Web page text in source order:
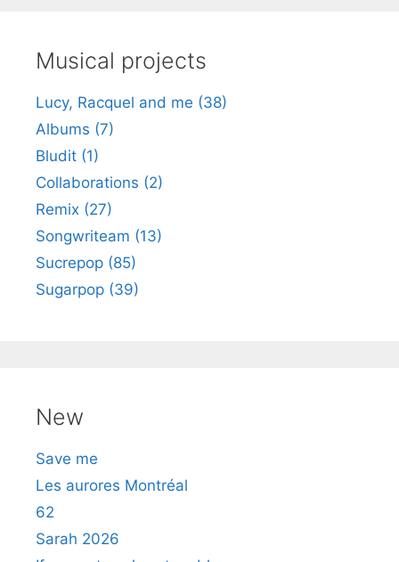
h
Musical projects
Lucy, Racquel and me (38)
Albums (7)
Bludit (1)
Collaborations (2)
Remix (27)
Songwriteam (13)
Sucrepop (85)
Sugarpop (39)
New
Save me
Les aurores Montréal
62
Sarah 2026